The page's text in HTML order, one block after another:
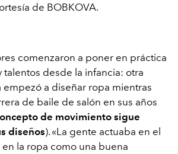
de BOBKOVA.
comenzaron a poner en práctica
talentos desde la infancia: otra
empezó a diseñar ropa mientras
de baile de salón en sus años
de movimiento sigue
diseños). «La gente actuaba en el
la ropa como una buena